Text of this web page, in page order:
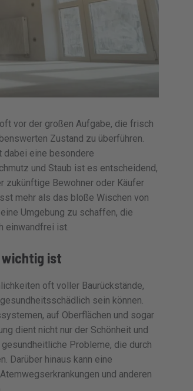
vor der großen Aufgabe, die frisch
Zustand zu überführen.
dabei eine besondere
und Staub ist es entscheidend,
zukünftige Bewohner oder Käufer
mehr als das bloße Wischen von
Umgebung zu schaffen, die
einwandfrei ist.
wichtig ist
oft voller Baurückstände,
sein können.
auf Oberflächen und sogar
dient nicht nur der Schönheit und
Probleme, die durch
Darüber hinaus kann eine
und anderen